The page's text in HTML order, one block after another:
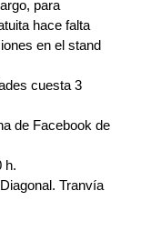
para
hace falta
en el stand
cuesta 3
de Facebook de
h.
Tranvía